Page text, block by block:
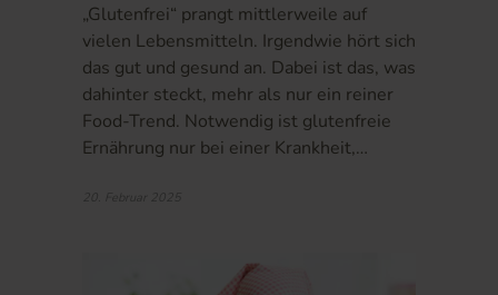
„Glutenfrei“ prangt mittlerweile auf
vielen Lebensmitteln. Irgendwie hört sich
das gut und gesund an. Dabei ist das, was
dahinter steckt, mehr als nur ein reiner
Food-Trend. Notwendig ist glutenfreie
Ernährung nur bei einer Krankheit,…